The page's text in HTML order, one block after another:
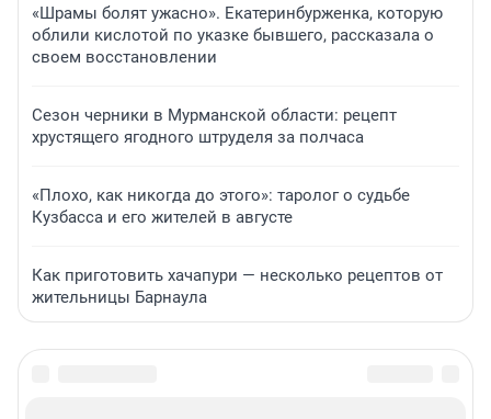
«Шрамы болят ужасно». Екатеринбурженка, которую
облили кислотой по указке бывшего, рассказала о
своем восстановлении
Сезон черники в Мурманской области: рецепт
хрустящего ягодного штруделя за полчаса
«Плохо, как никогда до этого»: таролог о судьбе
Кузбасса и его жителей в августе
Как приготовить хачапури — несколько рецептов от
жительницы Барнаула